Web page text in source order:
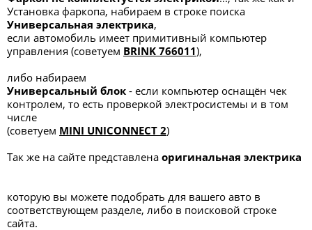
Установка фаркопа, набираем в строке поиска
Универсальная электрика,
если автомобиль имеет примитивный компьютер
управления (советуем BRINK 766011),
либо набираем
Универсальный блок - если компьютер оснащён чек
контролем, то есть проверкой электросистемы и в том
числе
(советуем MINI UNICONNECT 2)
Так же на сайте представлена оригинальная электрика
которую вы можете подобрать для вашего авто в
соответствующем разделе, либо в поисковой строке
сайта.